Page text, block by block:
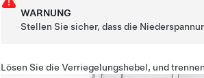
WARNUNG
Stellen Sie sicher, dass die
Lösen Sie die Verriegelungshebel, und